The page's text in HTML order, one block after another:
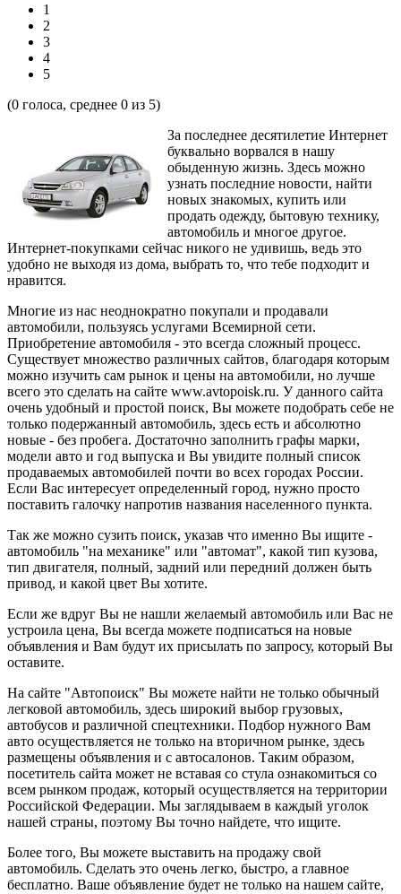
1
2
3
4
5
(0 голоса, среднее 0 из 5)
За последнее десятилетие Интернет
буквально ворвался в нашу
обыденную жизнь. Здесь можно
узнать последние новости, найти
новых знакомых, купить или
продать одежду, бытовую технику,
автомобиль и многое другое.
Интернет-покупками сейчас никого не удивишь, ведь это
удобно не выходя из дома, выбрать то, что тебе подходит и
нравится.
Многие из нас неоднократно покупали и продавали
автомобили, пользуясь услугами Всемирной сети.
Приобретение автомобиля - это всегда сложный процесс.
Существует множество различных сайтов, благодаря которым
можно изучить сам рынок и цены на автомобили, но лучше
всего это сделать на сайте www.avtopoisk.ru. У данного сайта
очень удобный и простой поиск, Вы можете подобрать себе не
только подержанный автомобиль, здесь есть и абсолютно
новые - без пробега. Достаточно заполнить графы марки,
модели авто и год выпуска и Вы увидите полный список
продаваемых автомобилей почти во всех городах России.
Если Вас интересует определенный город, нужно просто
поставить галочку напротив названия населенного пункта.
Так же можно сузить поиск, указав что именно Вы ищите -
автомобиль "на механике" или "автомат", какой тип кузова,
тип двигателя, полный, задний или передний должен быть
привод, и какой цвет Вы хотите.
Если же вдруг Вы не нашли желаемый автомобиль или Вас не
устроила цена, Вы всегда можете подписаться на новые
объявления и Вам будут их присылать по запросу, который Вы
оставите.
На сайте "Автопоиск" Вы можете найти не только обычный
легковой автомобиль, здесь широкий выбор грузовых,
автобусов и различной спецтехники. Подбор нужного Вам
авто осуществляется не только на вторичном рынке, здесь
размещены объявления и с автосалонов. Таким образом,
посетитель сайта может не вставая со стула ознакомиться со
всем рынком продаж, который осуществляется на территории
Российской Федерации. Мы заглядываем в каждый уголок
нашей страны, поэтому Вы точно найдете, что ищите.
Более того, Вы можете выставить на продажу свой
автомобиль. Сделать это очень легко, быстро, а главное
бесплатно. Ваше объявление будет не только на нашем сайте,